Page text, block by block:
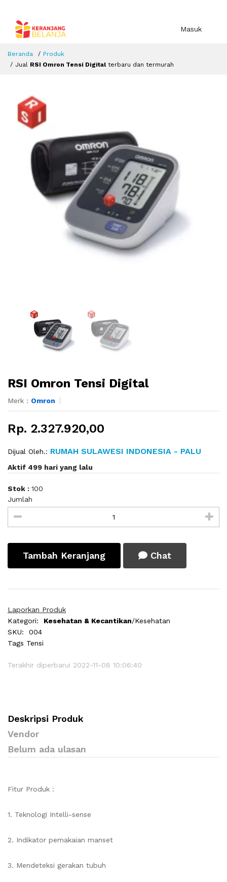
Masuk
Beranda
Produk
Jual RSI Omron Tensi Digital terbaru dan termurah
RSI Omron Tensi Digital
Merk : Omron
Rp. 2.327.920,00
Dijual Oleh.: RUMAH SULAWESI INDONESIA - PALU
Aktif 499 hari yang lalu
Stok : 100
Jumlah
Tambah Keranjang Chat
Laporkan Produk
Kategori:
Kesehatan & Kecantikan/Kesehatan
SKU:
004
Tags Tensi
Terakhir diperbarui 2022-11-08 10:06:40
Deskripsi Produk
Vendor
Belum ada ulasan
Fitur Produk :
1. Teknologi Intelli-sense
2. Indikator pemakaian manset
3. Mendeteksi gerakan tubuh